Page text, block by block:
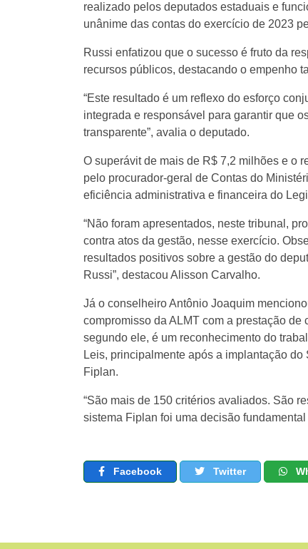
realizado pelos deputados estaduais e
unânime das contas do exercício de 2023
Russi enfatizou que o sucesso é fruto da
recursos públicos, destacando o empenho
“Este resultado é um reflexo do esforço
integrada e responsável para garantir que
transparente”, avalia o deputado.
O superávit de mais de R$ 7,2 milhões e o
pelo procurador-geral de Contas do
eficiência administrativa e financeira do
“Não foram apresentados, neste tribunal,
contra atos da gestão, nesse exercício.
resultados positivos sobre a gestão do
Russi”, destacou Alisson Carvalho.
Já o conselheiro Antônio Joaquim
compromisso da ALMT com a prestação
segundo ele, é um reconhecimento do
Leis, principalmente após a implantação
Fiplan.
“São mais de 150 critérios avaliados. São
sistema Fiplan foi uma decisão
Facebook Twitter